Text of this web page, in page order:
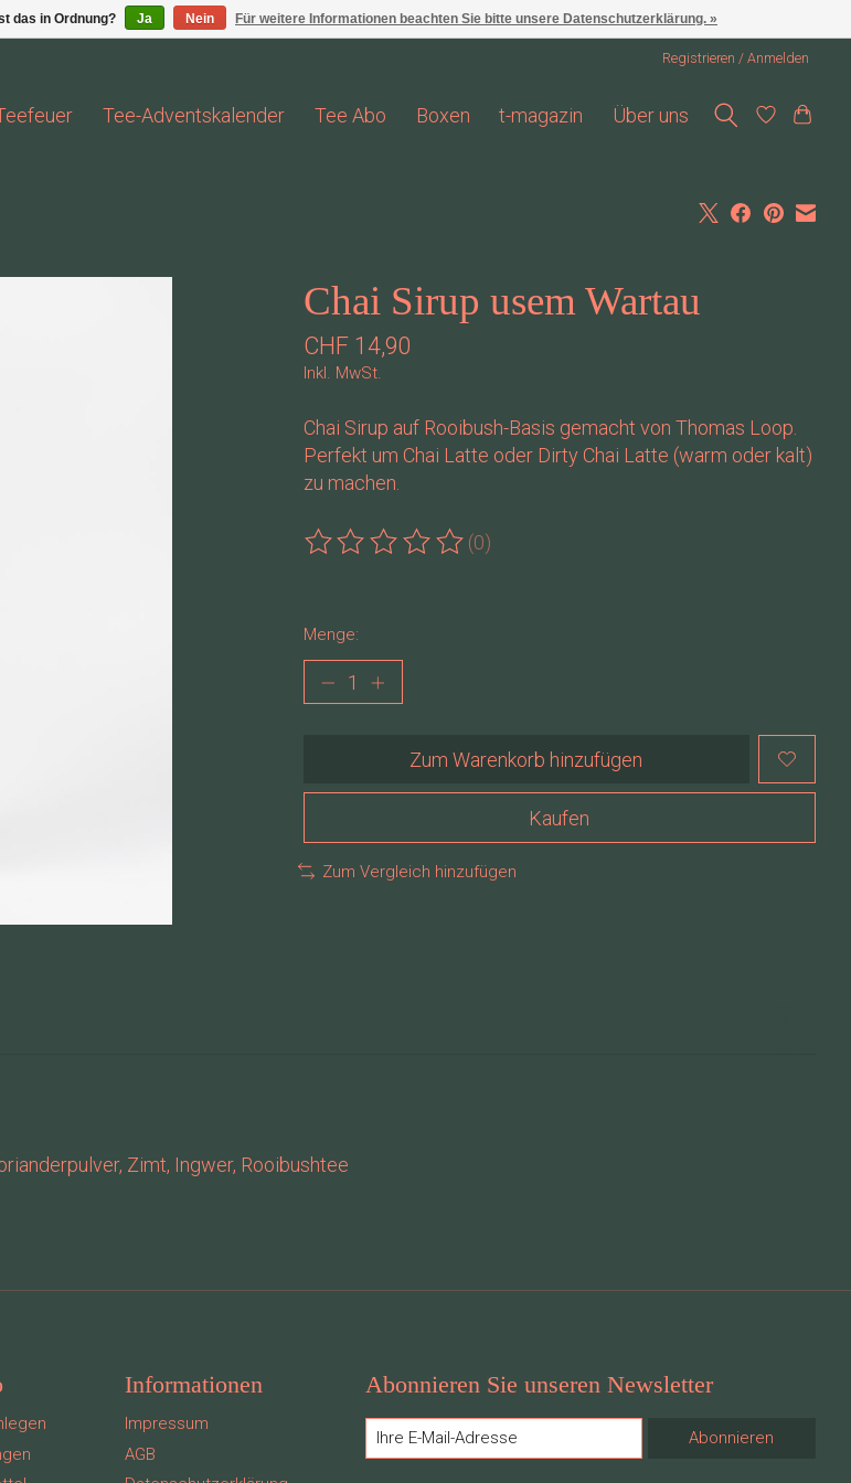
Registrieren / Anmelden
Tee-Adventskalender Tee Abo Boxen t-magazin Über uns
Chai Sirup usem Wartau
CHF 14,90
Inkl. MwSt.
Chai Sirup auf Rooibush-Basis gemacht von Thomas Loop.
Perfekt um Chai Latte oder Dirty Chai Latte (warm oder kalt)
zu machen.
Die Bewertung dieses Produkts ist
(0)
Menge:
Zum Warenkorb hinzufügen
Kaufen
Zum Vergleich hinzufügen
Zimt, Ingwer, Rooibushtee
Informationen
Impressum
AGB
Abonnieren Sie unseren Newsletter
Abonnieren
das in Ordnung? Ja Nein Für weitere Informationen beachten Sie bitte unsere Datenschutzerklärung. »